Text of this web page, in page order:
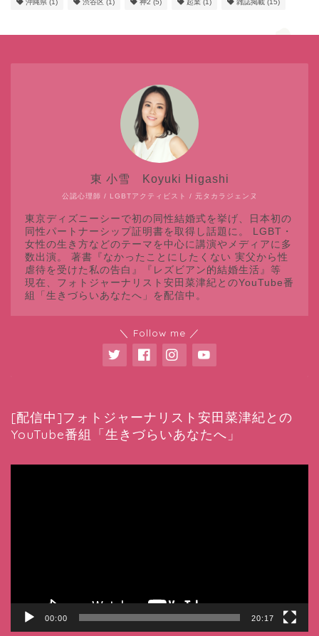
沖縄県 (1) 渋谷区 (1) 神2 (5) 起業 (1) 雑誌掲載 (15)
公認心理師 / LGBTアクティビスト / 元タカラジェンヌ
東 小雪 Koyuki Higashi
東京ディズニーシーで初の同性結婚式を挙げ、日本初の
同性パートナーシップ証明書を取得し話題に。 LGBT・
女性の生き方などのテーマを中心に講演やメディアに多
数出演。 著書『なかったことにしたくない 実父から性
虐待を受けた私の告白』『レズビアン的結婚生活』等
現在、フォトジャーナリスト安田菜津紀とのYouTube番
組「生きづらいあなたへ」を配信中。
＼ Follow me ／
[配信中]フォトジャーナリスト安田菜津紀との
YouTube番組「生きづらいあなたへ」
00:00 20:17